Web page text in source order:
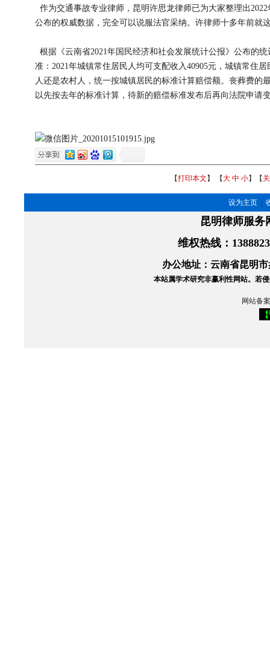
作为交通事故专业律师，昆明许思龙律师已为大家整理出
公布的权威数据，完全可以说服法官采纳。许律师十多年前就
根据《云南省2021年国民经济和社会发展统计公报》公布的
准：2021年城镇常住居民人均可支配收入40905元，城镇常住
人还是农村人，统一按城镇居民的标准计算赔偿额。丧葬费的
以先按去年的标准计算，待新的赔偿标准发布后再向法院申请
【打印本文 】 【大 中 小】【
设为主页
昆明律师服
维权热线 ：
办公地址：云南省昆明
本站属学术研究非赢利性网站。 若
网站备